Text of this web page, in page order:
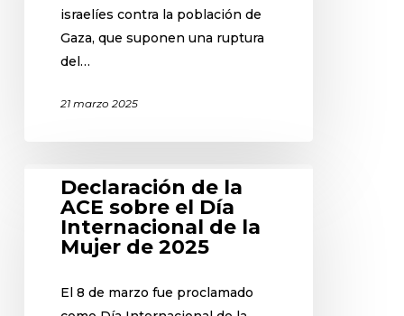
israelíes contra la población de
Gaza, que suponen una ruptura
del…
21 marzo 2025
Declaración de la
ACE sobre el Día
Internacional de la
Mujer de 2025
El 8 de marzo fue proclamado